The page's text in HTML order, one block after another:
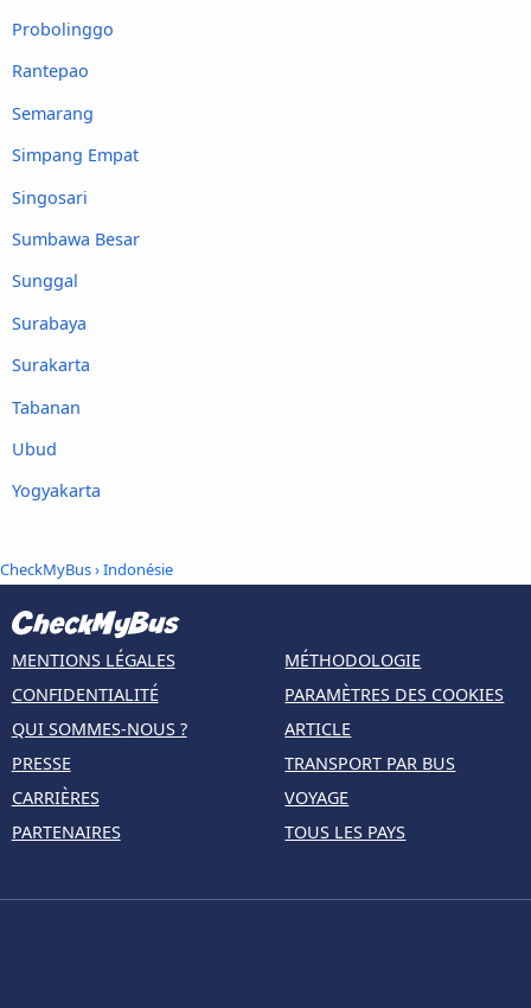
Probolinggo
Rantepao
Semarang
Simpang Empat
Singosari
Sumbawa Besar
Sunggal
Surabaya
Surakarta
Tabanan
Ubud
Yogyakarta
CheckMyBus› Indonésie
MENTIONS LÉGALES
CONFIDENTIALITÉ
QUI SOMMES-NOUS ?
PRESSE
CARRIÈRES
PARTENAIRES
MÉTHODOLOGIE
PARAMÈTRES DES COOKIES
ARTICLE
TRANSPORT PAR BUS
VOYAGE
TOUS LES PAYS